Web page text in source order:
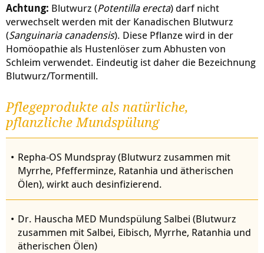
Achtung: Blutwurz (Potentilla erecta) darf nicht
verwechselt werden mit der Kanadischen Blutwurz
(Sanguinaria canadensis). Diese Pflanze wird in der
Homöopathie als Hustenlöser zum Abhusten von
Schleim verwendet. Eindeutig ist daher die Bezeichnung
Blutwurz/Tormentill.
Pflegeprodukte als natürliche,
pflanzliche Mundspülung
Repha-OS Mundspray (Blutwurz zusammen mit
Myrrhe, Pfefferminze, Ratanhia und ätherischen
Ölen), wirkt auch desinfizierend.
Dr. Hauscha MED Mundspülung Salbei (Blutwurz
zusammen mit Salbei, Eibisch, Myrrhe, Ratanhia und
ätherischen Ölen)